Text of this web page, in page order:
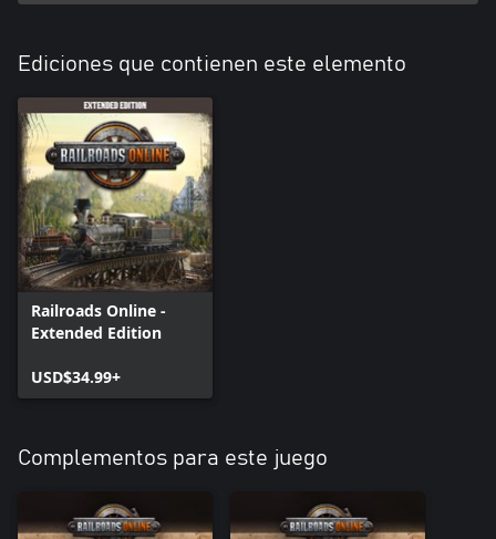
Ediciones que contienen este elemento
Railroads Online -
Extended Edition
USD$34.99+
Complementos para este juego